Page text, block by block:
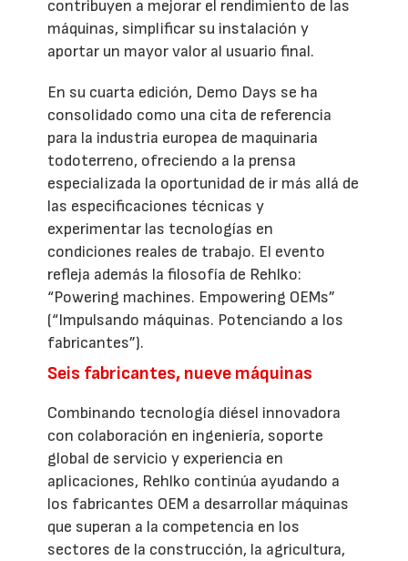
contribuyen a mejorar el rendimiento de las
máquinas, simplificar su instalación y
aportar un mayor valor al usuario final.
En su cuarta edición, Demo Days se ha
consolidado como una cita de referencia
para la industria europea de maquinaria
todoterreno, ofreciendo a la prensa
especializada la oportunidad de ir más allá de
las especificaciones técnicas y
experimentar las tecnologías en
condiciones reales de trabajo. El evento
refleja además la filosofía de Rehlko:
“Powering machines. Empowering OEMs”
(“Impulsando máquinas. Potenciando a los
fabricantes”).
Seis fabricantes, nueve máquinas
Combinando tecnología diésel innovadora
con colaboración en ingeniería, soporte
global de servicio y experiencia en
aplicaciones, Rehlko continúa ayudando a
los fabricantes OEM a desarrollar máquinas
que superan a la competencia en los
sectores de la construcción, la agricultura,